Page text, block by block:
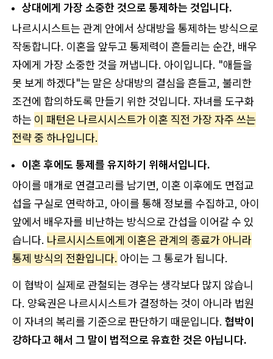
상대에게 가장 소중한 것으로 통제하는 것입니다.
나르시시스트는 관계 안에서 상대방을 통제하는 방식으로
작동합니다. 이혼을 앞두고 통제력이 흔들리는 순간, 배우
자에게 가장 소중한 것을 꺼냅니다. 아이입니다. "애들을
못 보게 하겠다"는 말은 상대방의 결심을 흔들고, 불리한
조건에 합의하도록 만들기 위한 것입니다. 자녀를 도구화
하는 이 패턴은 나르시시스트가 이혼 직전 가장 자주 쓰는
전략 중 하나입니다.
이혼 후에도 통제를 유지하기 위해서입니다.
아이를 매개로 연결고리를 남기면, 이혼 이후에도 면접교
섭을 구실로 연락하고, 아이를 통해 정보를 수집하고, 아이
앞에서 배우자를 비난하는 방식으로 간섭을 이어갈 수 있
습니다. 나르시시스트에게 이혼은 관계의 종료가 아니라
통제 방식의 전환입니다. 아이는 그 통로가 됩니다.
이 협박이 실제로 관철되는 경우는 생각보다 많지 않습니
다. 양육권은 나르시시스트가 결정하는 것이 아니라 법원
이 자녀의 복리를 기준으로 판단하기 때문입니다. 협박이
강하다고 해서 그 말이 법적으로 유효한 것은 아닙니다.